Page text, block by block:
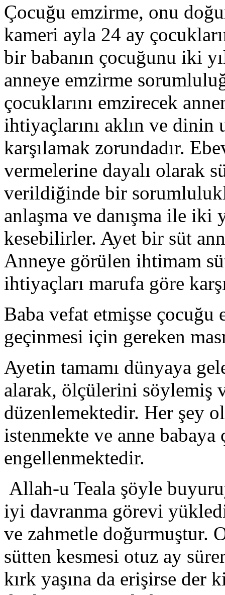
Çocuğu emzirme, onu
kameri ayla 24 ay
bir babanın çocuğunu iki
anneye emzirme
çocuklarını emzirecek
ihtiyaçlarını aklın ve
karşılamak zorundadır.
vermelerine dayalı olarak
verildiğinde bir
anlaşma ve danışma ile iki
kesebilirler. Ayet bir süt
Anneye görülen ihtimam
ihtiyaçları marufa göre
Baba vefat etmişse çocuğu
geçinmesi için gereken
Ayetin tamamı dünyaya
alarak, ölçülerini söylemiş
düzenlemektedir. Her şey
istenmekte ve anne
engellenmektedir.
Allah-u Teala şöyle
iyi davranma görevi
ve zahmetle doğurmuştur.
sütten kesmesi otuz ay
kırk yaşına da erişirse der